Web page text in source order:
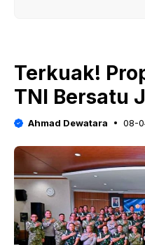
Terkuak!
TNI Bersatu
Ahmad Dewatara 08-